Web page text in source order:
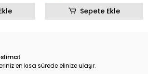
Sepete Ekle
en kısa sürede elinize ulaşır.